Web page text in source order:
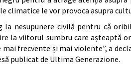
climatice le vor provoca asupra
la nesupunere civilă pentru că
la viitorul sumbru care așteaptă
mai frecvente și mai violente”, a
publicat de Ultima Generazione.